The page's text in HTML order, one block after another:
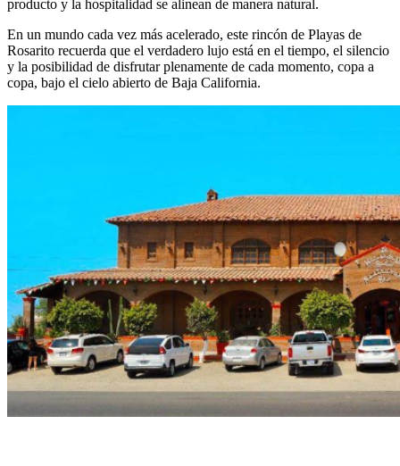
producto y la hospitalidad se alinean de manera natural.
En un mundo cada vez más acelerado, este rincón de Playas de
Rosarito recuerda que el verdadero lujo está en el tiempo, el silencio
y la posibilidad de disfrutar plenamente de cada momento, copa a
copa, bajo el cielo abierto de Baja California.